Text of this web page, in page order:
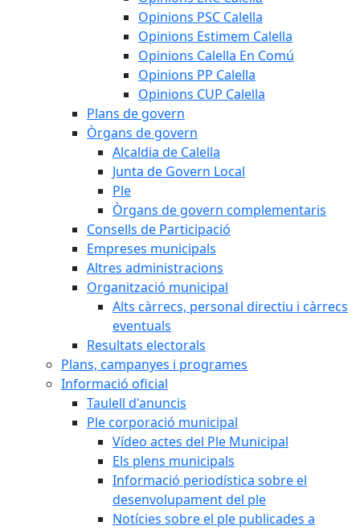
Opinions PSC Calella
Opinions Estimem Calella
Opinions Calella En Comú
Opinions PP Calella
Opinions CUP Calella
Plans de govern
Òrgans de govern
Alcaldia de Calella
Junta de Govern Local
Ple
Òrgans de govern complementaris
Consells de Participació
Empreses municipals
Altres administracions
Organització municipal
Alts càrrecs, personal directiu i càrrecs
eventuals
Resultats electorals
Plans, campanyes i programes
Informació oficial
Taulell d'anuncis
Ple corporació municipal
Vídeo actes del Ple Municipal
Els plens municipals
Informació periodística sobre el
desenvolupament del ple
Notícies sobre el ple publicades a